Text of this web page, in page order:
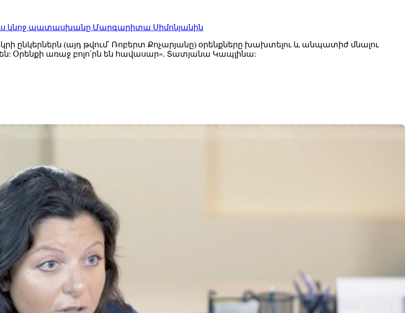
ռուս կնոջ պատասխանը Մարգարիտա Սիմոնյանին
ընկերներն (այդ թվում՝ Ռոբերտ Քոչարյանը) օրենքները խախտելու և անպատիժ մնալու
Օրենքի առաջ բոլո՛րն են հավասար». Տատյանա Կապլինա: